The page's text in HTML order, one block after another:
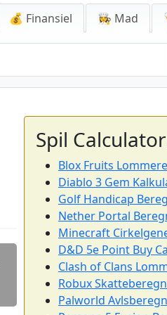
💰 Finansiel 👩‍🍳 Mad
Spil
Blox Fruits
Diablo 3 Gem
Golf Handicap
Nether Portal
Minecraft
D&D 5e Point Buy
Clash of Clans
Robux
Palworld